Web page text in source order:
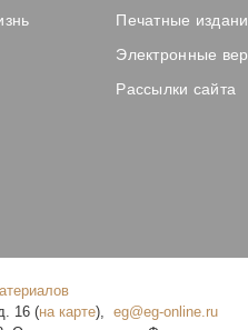
Печатные
Электронные
Рассылки сайта
16 (на карте),